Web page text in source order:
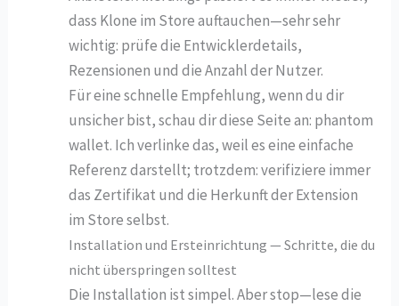
dass Klone im Store auftauchen—sehr sehr
wichtig: prüfe die Entwicklerdetails,
Rezensionen und die Anzahl der Nutzer.
Für eine schnelle Empfehlung, wenn du dir
unsicher bist, schau dir diese Seite an: phantom
wallet. Ich verlinke das, weil es eine einfache
Referenz darstellt; trotzdem: verifiziere immer
das Zertifikat und die Herkunft der Extension
im Store selbst.
Installation und Ersteinrichtung — Schritte, die du
nicht überspringen solltest
Die Installation ist simpel. Aber stop—lese die